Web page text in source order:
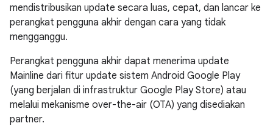
mendistribusikan update secara luas, cepat, dan lancar ke
perangkat pengguna akhir dengan cara yang tidak
mengganggu.
Perangkat pengguna akhir dapat menerima update
Mainline dari fitur update sistem Android Google Play
(yang berjalan di infrastruktur Google Play Store) atau
melalui mekanisme over-the-air (OTA) yang disediakan
partner.